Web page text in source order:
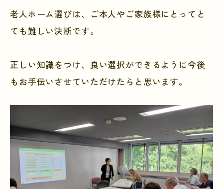
老人ホーム選びは、ご本人やご家族様にとってと
ても難しい決断です。
正しい知識をつけ、良い選択ができるように今後
もお手伝いさせていただけたらと思います。